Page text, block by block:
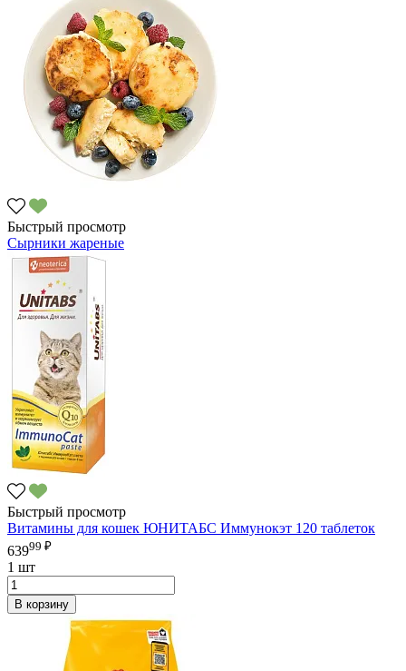
Быстрый просмотр
Сырники жареные
Быстрый просмотр
Витамины для кошек ЮНИТАБС Иммунокэт 120 таблеток
63999 ₽
1 шт
В корзину